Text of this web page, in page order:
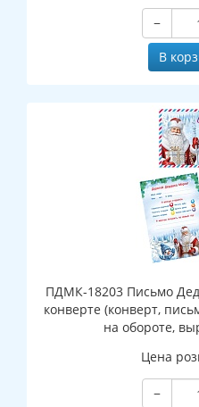
−
В
ПДМК-18203 Письмо
конверте (конверт,
на обороте,
Цена
−